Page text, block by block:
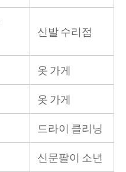
신발 수리점
옷 가게
옷 가게
드라이 클리닝
신문팔이 소년